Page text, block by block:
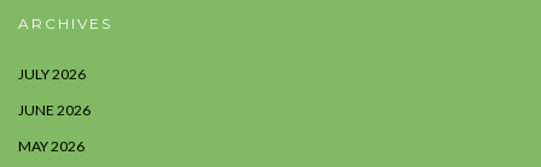
ARCHIVES
JULY 2026
JUNE 2026
MAY 2026